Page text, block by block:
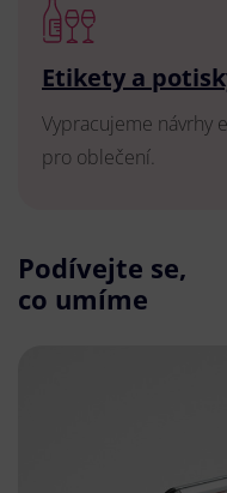
Etikety a
Vypracujeme návrhy
pro oblečení.
Podívejte se,
co umíme